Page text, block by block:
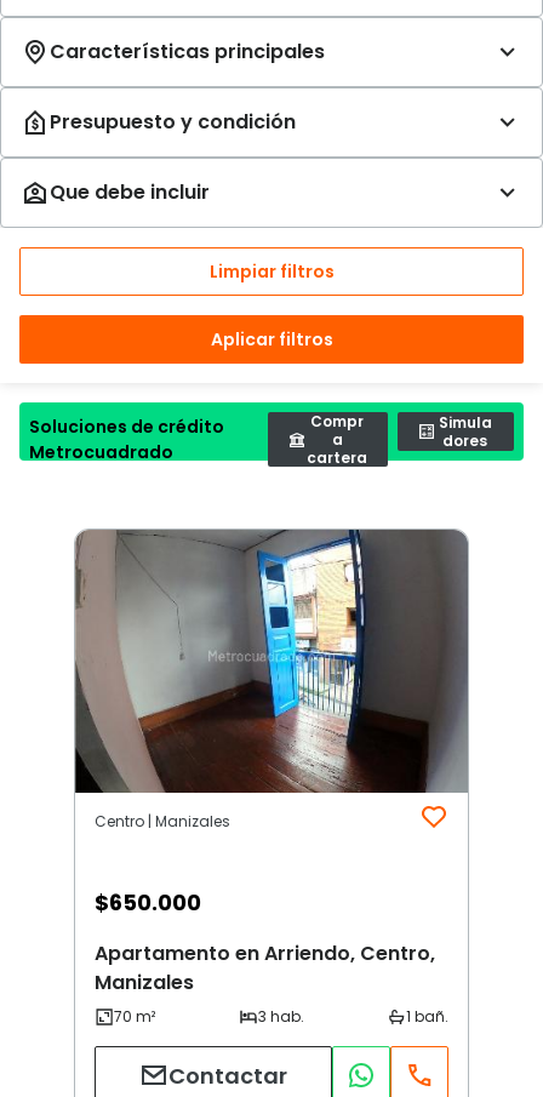
Limpiar filtros
Aplicar filtros
Soluciones de crédito
Metrocuadrado
Compr
a
cartera
Simula
dores
Centro | Manizales
$650.000
Apartamento en Arriendo, Centro,
Manizales
Contactar